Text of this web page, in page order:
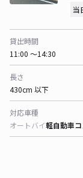
当
貸出時間
11:00 〜14:30
長さ
430cm 以下
対応車種
オートバイ軽自動車